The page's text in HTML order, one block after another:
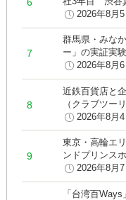
2026年8月5
群馬県・みな
ー」の実証実
2026年8月6
近鉄百貨店と
（クラブツー
2026年8月4
東京・高輪エ
ンドプリンス
2026年8月7
「台湾百